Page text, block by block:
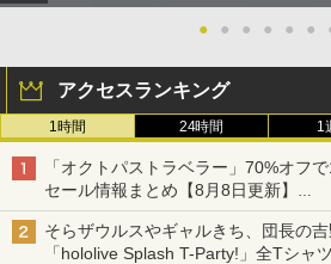
● ● ● ● ● ●
アクセスランキング
1時間 24時間 1
「オクトパストラベラー」70%オフ
セール情報まとめ【8月8日更新】
ニンテンドーeショップでは「大神
そらザウルスやギャルきち、団長の吉
「hololive Splash T-Party!」全Tシャ